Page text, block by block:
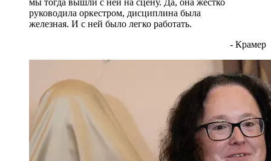
мы тогда вышли с ней на сцену. Да, она жестко
руководила оркестром, дисциплина была
железная. И с ней было легко работать.
- Крамер